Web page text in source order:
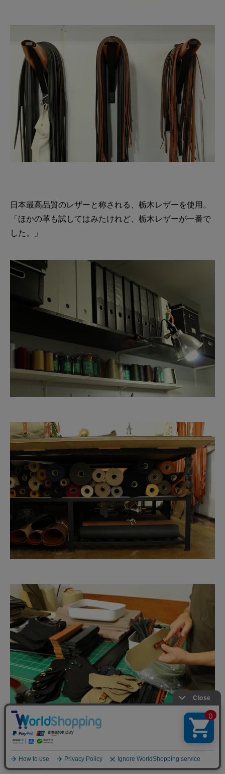
日本最高品質のレザーと称される、栃木レザーを使用。
「ほかの革も試してはみたけれど、栃木レザーが一番で
した。」
「バッグづくりのいちばんの肝は、裁断です。裁断